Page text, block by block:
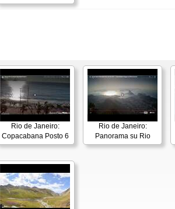
Rio de Janeiro:
Copacabana Posto 6
Rio de Janeiro:
Panorama su Rio